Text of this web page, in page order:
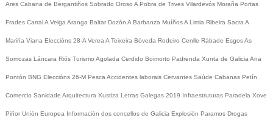
Ares Cabana de Bergantiños Sobrado Oroso A Pobra de Trives Vilardevós Moraña Portas
Frades CarralA Veiga Aranga Baltar Dozón A Barbanza MuíñosA Limia Ribeira Sacra A
Mariña Viana Eleccións 28-A Verea A Teixeira Bóveda Rodeiro Cenlle Rábade EsgosAs
Somozas Láncara Riós Turismo Agolada Cerdido Boimorto Padrenda Xunta de Galicia Ana
Pontón BNG Eleccións 26-M Pesca Accidentes laborais Cervantes Saúde Cabanas Petín
Comercio Sanidade Arquitectura Xustiza Letras Galegas 2019 Infraestruturas Paradela Xove
Piñor Unión Europea Información dos concellos de Galicia Explosión Paramos Drogas